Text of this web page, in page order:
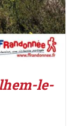
le-